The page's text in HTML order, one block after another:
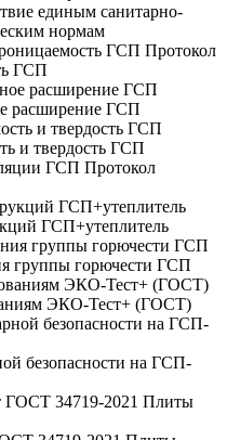
единым санитарно-
нормам
Протокол
ГСП
расширение ГСП
и твердость ГСП
Протокол
ГСП+утеплитель
группы горючести ГСП
ЭКО-Тест+ (ГОСТ)
безопасности на ГСП-